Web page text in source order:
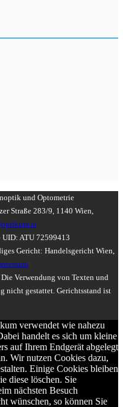
und Optometrie
Straße 283/9, 1140 Wien,
ATU 72599413
Gericht: Handelsgericht Wien,
Verwendung von Texten und
nicht gestattet. Gerichtsstand ist
verwendet wie nahezu
handelt es sich um kleine
auf Ihrem Endgerät abgelegt
Wir nutzen Cookies dazu,
Einige Cookies bleiben
diese löschen. Sie
nächsten Besuch
wünschen, so können Sie